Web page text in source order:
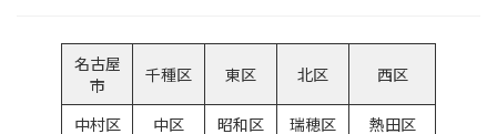
名古屋
市
千種区 東区 北区 西区
中村区 中区 昭和区 瑞穂区 熱田区